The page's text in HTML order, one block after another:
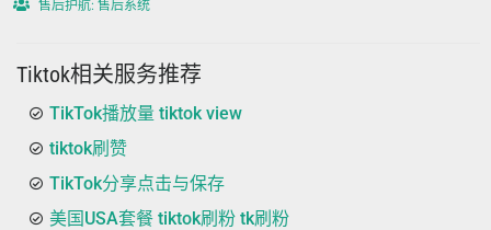
售后护航: 售后系统
Tiktok相关服务推荐
TikTok播放量 tiktok view
tiktok刷赞
TikTok分享点击与保存
美国USA套餐 tiktok刷粉 tk刷粉